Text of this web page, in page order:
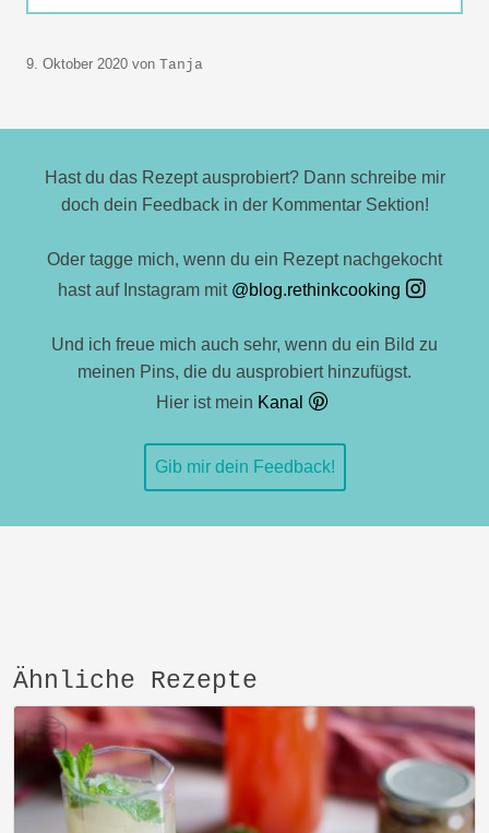
9. Oktober 2020 von Tanja
Hast du das Rezept ausprobiert? Dann schreibe mir
doch dein Feedback in der Kommentar Sektion!
Oder tagge mich, wenn du ein Rezept nachgekocht
hast auf Instagram mit @blog.rethinkcooking
Und ich freue mich auch sehr, wenn du ein Bild zu
meinen Pins, die du ausprobiert hinzufügst.
Hier ist mein Kanal
Gib mir dein Feedback!
Ähnliche Rezepte